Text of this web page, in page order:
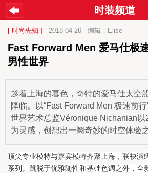
时装频道
[ 时尚先知 ] 2018-04-26 编辑：Elise
Fast Forward Men 爱马仕极
男性世界
趁着上海的暮色，奇特的爱马仕太空
降临。以“Fast Forward Men 极速前
世界艺术总监Véronique Nichanian以
为灵感，创想出一阕奇妙的时空体验之
顶尖专业模特与嘉宾模特齐聚上海，联袂演
系列。跳脱于优雅随性和基础色调之外，全